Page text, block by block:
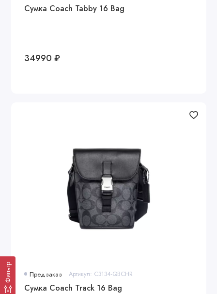
Фильтр
Сумка Coach Tabby 16 Bag
34990 ₽
Предзаказ Артикул: C3134-QBCHR
Сумка Coach Track 16 Bag